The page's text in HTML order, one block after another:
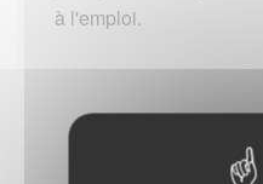
à l'emploi.